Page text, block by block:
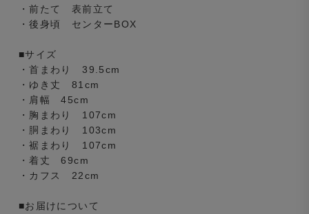
・前たて 表前立て
・後身頃 センターBOX
■サイズ
・首まわり 39.5cm
・ゆき丈 81cm
・肩幅 45cm
・胸まわり 107cm
・胴まわり 103cm
・裾まわり 107cm
・着丈 69cm
・カフス 22cm
■お届けについて